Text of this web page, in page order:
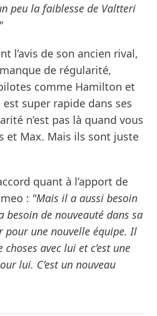
peu la faiblesse de Valtteri
l’avis de son ancien rival,
de régularité,
comme Hamilton et
super rapide dans ses
n’est pas là quand vous
et Max. Mais ils sont juste
quant à l’apport de
: "Mais il a aussi besoin
besoin de nouveauté dans sa
pour une nouvelle équipe. Il
avec lui et c’est une
lui. C’est un nouveau